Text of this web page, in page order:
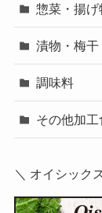
惣菜・揚げ
漬物・梅
調味料
その他加
＼ オイシック